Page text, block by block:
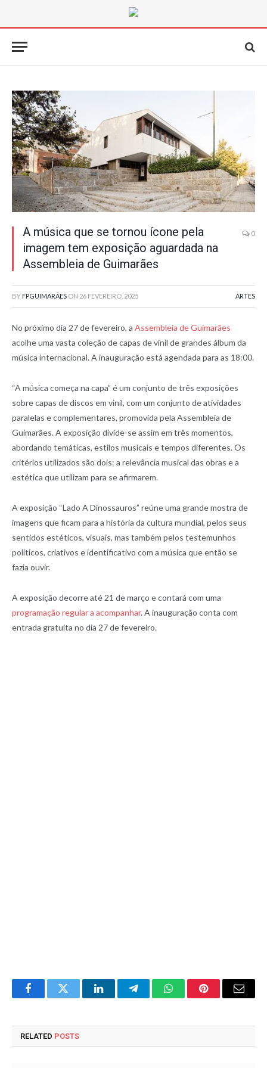
A música que se tornou ícone pela
imagem tem exposição aguardada na
Assembleia de Guimarães
0
BY FPGUIMARÃES ON 26 FEVEREIRO, 2025 ARTES
No próximo dia 27 de fevereiro, a Assembleia de Guimarães
acolhe uma vasta coleção de capas de vinil de grandes álbum da
música internacional. A inauguração está agendada para as 18:00.
“A música começa na capa” é um conjunto de três exposições
sobre capas de discos em vinil, com um conjunto de atividades
paralelas e complementares, promovida pela Assembleia de
Guimarães. A exposição divide-se assim em três momentos,
abordando temáticas, estilos musicais e tempos diferentes. Os
critérios utilizados são dois: a relevância musical das obras e a
estética que utilizam para se afirmarem.
A exposição “Lado A Dinossauros” reúne uma grande mostra de
imagens que ficam para a história da cultura mundial, pelos seus
sentidos estéticos, visuais, mas também pelos testemunhos
políticos, criativos e identificativo com a música que então se
fazia ouvir.
A exposição decorre até 21 de março e contará com uma
programação regular a acompanhar. A inauguração conta com
entrada gratuita no dia 27 de fevereiro.
FacebookTwitter LinkedInTelegramWhatsAppPinterestEmail
RELATED POSTS